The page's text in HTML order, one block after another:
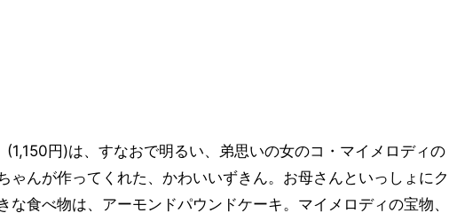
(1,150円)は、すなおで明るい、弟思いの女のコ・マイメロディの
ゃんが作ってくれた、かわいいずきん。お母さんといっしょにク
な食べ物は、アーモンドパウンドケーキ。マイメロディの宝物、